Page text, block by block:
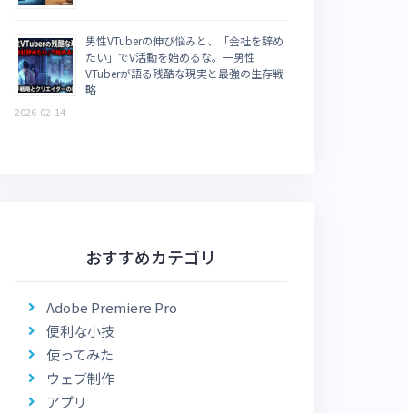
男性VTuberの伸び悩みと、「会社を辞め
たい」でV活動を始めるな。一男性
VTuberが語る残酷な現実と最強の生存戦
略
2026-02-14
おすすめカテゴリ
Adobe Premiere Pro
便利な小技
使ってみた
ウェブ制作
アプリ